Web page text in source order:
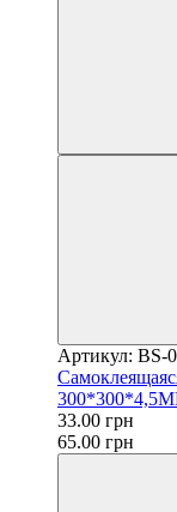
Артикул: BS-
33.00 грн
65.00 грн